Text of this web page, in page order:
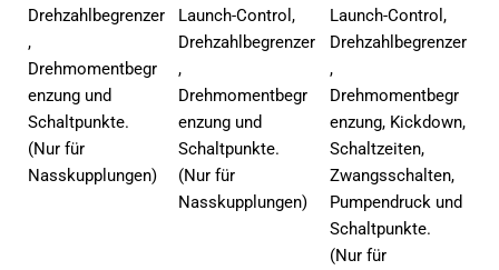
Drehzahlbegrenzer
,
Drehmomentbegr
enzung und
Schaltpunkte.
(Nur für
Nasskupplungen)
Launch-Control,
Drehzahlbegrenzer
,
Drehmomentbegr
enzung und
Schaltpunkte.
(Nur für
Nasskupplungen)
Launch-Control,
Drehzahlbegrenzer
,
Drehmomentbegr
enzung, Kickdown,
Schaltzeiten,
Zwangsschalten,
Pumpendruck und
Schaltpunkte.
(Nur für